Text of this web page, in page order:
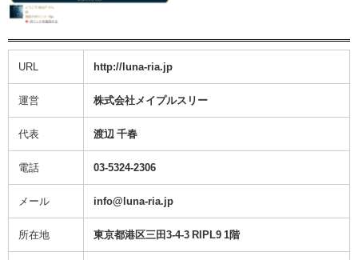
URL http://luna-ria.jp
運営 株式会社メイプルスリー
代表 渡辺 千春
電話 03-5324-2306
メール info@luna-ria.jp
所在地 東京都港区三田3-4-3 RIPL9 1階